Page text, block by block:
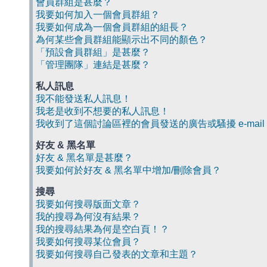
會員群組是甚麼？
我要如何加入一個會員群組？
我要如何成為一個會員群組的組長？
為何某些會員群組能顯示出不同的顏色？
「預設會員群組」是甚麼？
「管理團隊」連結是甚麼？
私人訊息
我不能發送私人訊息！
我老是收到不想要的私人訊息！
我收到了這個討論區裡的會員發送的廣告或騷擾 e-mail
好友 & 黑名單
好友 & 黑名單是甚麼？
我要如何於好友 & 黑名單中增加/刪除會員？
搜尋
我要如何搜尋版面文章？
我的搜尋為何沒有結果？
我的搜尋結果為何是空白頁！？
我要如何搜尋某位會員？
我要如何搜尋自己發表的文章和主題？